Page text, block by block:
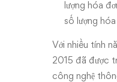
lượng hóa
số lượng
Với nhiều tính
2015 đã được
công nghệ